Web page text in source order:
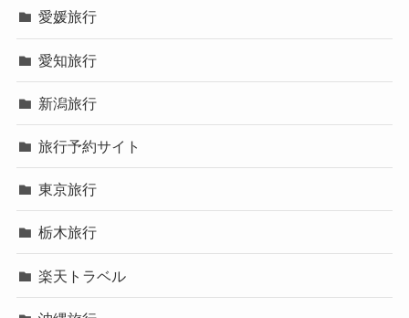
愛媛旅行
愛知旅行
新潟旅行
旅行予約サイト
東京旅行
栃木旅行
楽天トラベル